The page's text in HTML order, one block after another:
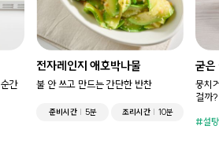
간
전자레인지 애호박나물
불 안 쓰고 만드는 간단한 반찬
준비시간 5분 조리시간 10분
굳은
뭉치
걸까?
설탕